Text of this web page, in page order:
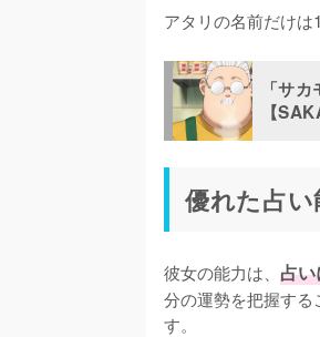
アタリの名前だけは
「サ
【
優れた占
彼女の能力は、 占
分の運勢を把握す
す。